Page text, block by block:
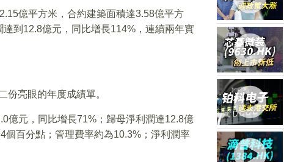
億平方米，合約建築面積達3.58億平方
到12.8億元，同比增長114%，連續兩年實
份亮眼的年度成績單。
億元，同比增長71%；歸母淨利潤達12.8億
個百分點；管理費率約為10.3%；淨利潤率